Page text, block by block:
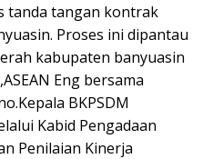
tanda tangan kontrak
Proses ini dipantau
kabupaten banyuasin
Eng bersama
BKPSDM
Kabid Pengadaan
Penilaian Kinerja